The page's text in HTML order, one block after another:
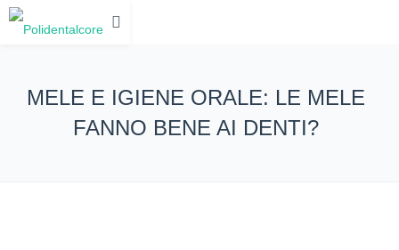
MELE E IGIENE ORALE: LE MELE
FANNO BENE AI DENTI?